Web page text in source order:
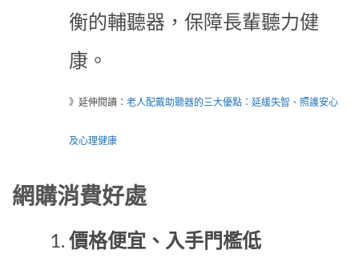
衡的輔聽器，保障長輩聽力健
康。
》延伸閱讀：老人配戴助聽器的三大優點：延緩失智、照護安心
及心理健康
網購消費好處
價格便宜、入手門檻低